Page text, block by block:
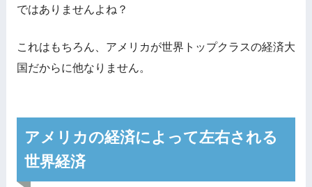
ではありませんよね？
これはもちろん、アメリカが世界トップクラスの経済大
国だからに他なりません。
アメリカの経済によって左右される
世界経済